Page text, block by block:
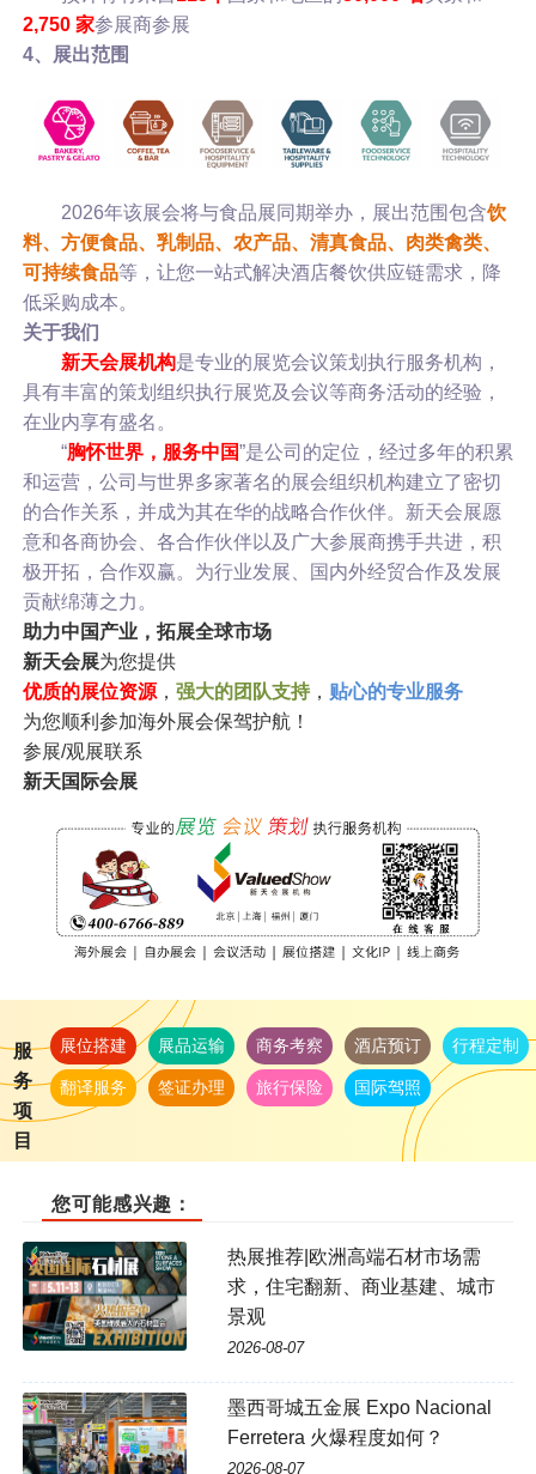
2,750 家参展商参展
4、展出范围
2026年该展会将与食品展同期举办，展出范围包含饮
料、方便食品、乳制品、农产品、清真食品、肉类禽类、
可持续食品等，让您一站式解决酒店餐饮供应链需求，降
低采购成本。
关于我们
新天会展机构是专业的展览会议策划执行服务机构，
具有丰富的策划组织执行展览及会议等商务活动的经验，
在业内享有盛名。
“胸怀世界，服务中国”是公司的定位，经过多年的积累
和运营，公司与世界多家著名的展会组织机构建立了密切
的合作关系，并成为其在华的战略合作伙伴。新天会展愿
意和各商协会、各合作伙伴以及广大参展商携手共进，积
极开拓，合作双赢。为行业发展、国内外经贸合作及发展
贡献绵薄之力。
助力中国产业，拓展全球市场
新天会展为您提供
优质的展位资源， 强大的团队支持， 贴心的专业服务
为您顺利参加海外展会保驾护航！
参展/观展联系
新天国际会展
服
务
项
目
展位搭建 展品运输 商务考察 酒店预订 行程定制
翻译服务 签证办理 旅行保险 国际驾照
您可能感兴趣：
热展推荐|欧洲高端石材市场需
求，住宅翻新、商业基建、城市
景观
2026-08-07
墨西哥城五金展 Expo Nacional
Ferretera 火爆程度如何？
2026-08-07